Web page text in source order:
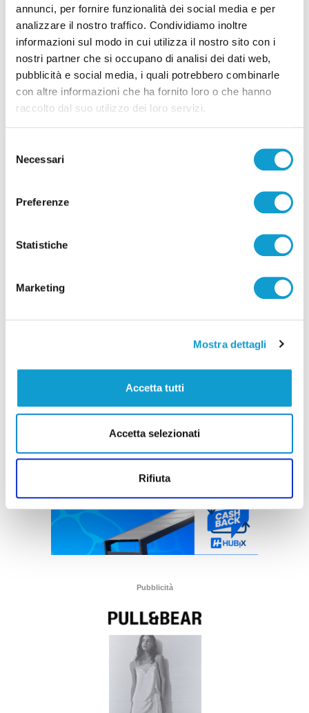
annunci, per fornire funzionalità dei social media e per
analizzare il nostro traffico. Condividiamo inoltre
informazioni sul modo in cui utilizza il nostro sito con i
nostri partner che si occupano di analisi dei dati web,
pubblicità e social media, i quali potrebbero combinarle
con altre informazioni che ha fornito loro o che hanno
raccolto dal suo utilizzo dei loro servizi.
delNecessari
Preferenze
Statistiche
Marketing
Mostra dettagli
Accetta tutti
Accetta selezionati
Rifiuta
di Rossella Luciani
Pubblicità